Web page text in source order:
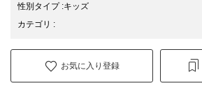
性別タイプ:キッズ
カテゴリ :
お気に入り登録